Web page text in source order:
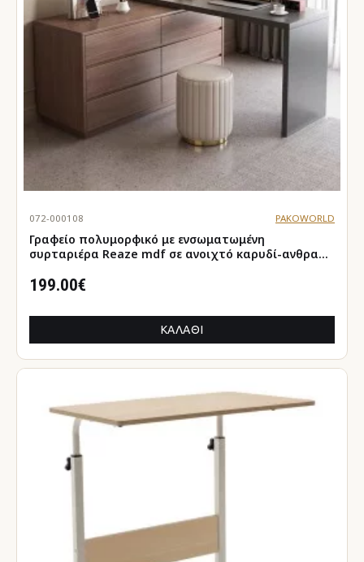
072-000108 PAKOWORLD
Γραφείο πολυμορφικό με ενσωματωμένη
συρταριέρα Reaze mdf σε ανοιχτό καρυδί-ανθρακί
199.00€
ΚΑΛΆΘΙ